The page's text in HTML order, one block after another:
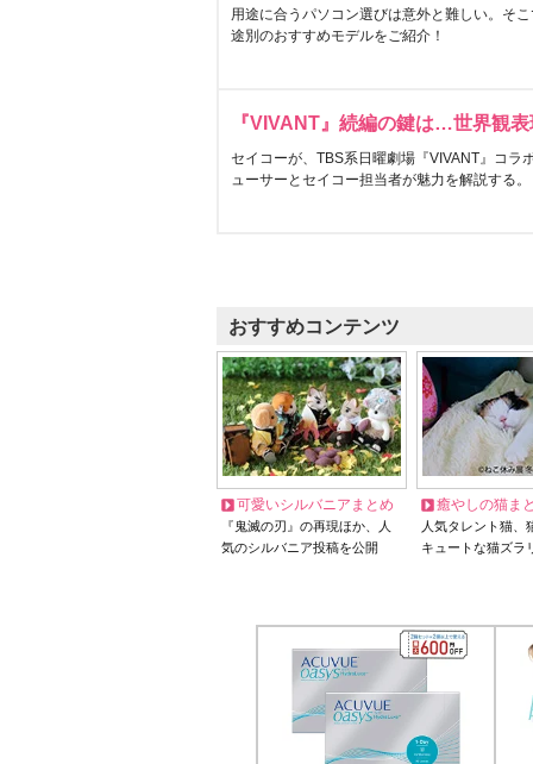
用途に合うパソコン選びは意外と難しい。そ
途別のおすすめモデルをご紹介！
『VIVANT』続編の鍵は…世界観
セイコーが、TBS系日曜劇場『VIVANT』コラ
ューサーとセイコー担当者が魅力を解説する。
おすすめコンテンツ
可愛いシルバニアまとめ
『鬼滅の刃』の再現ほか、人
気のシルバニア投稿を公開
癒やしの猫ま
人気タレント猫
キュートな猫ズラ